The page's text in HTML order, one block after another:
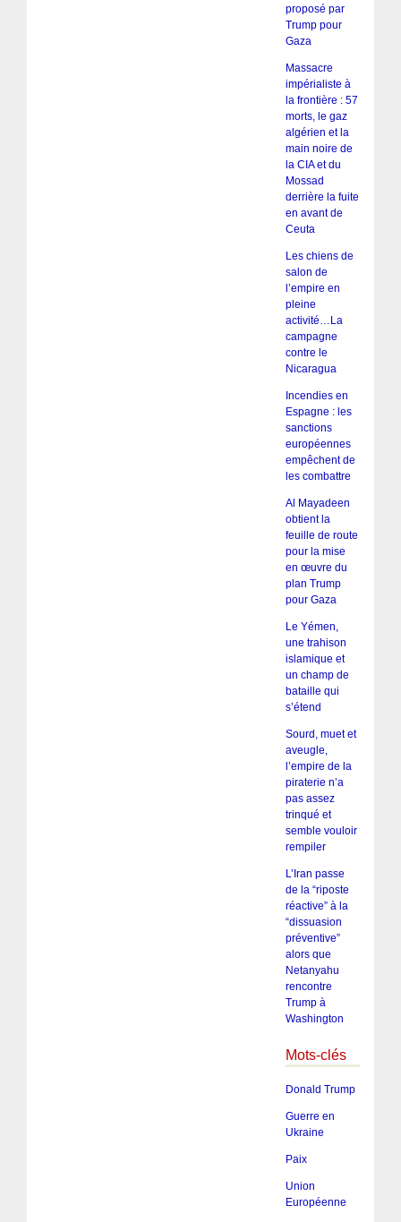
proposé par
Trump pour
Gaza
Massacre
impérialiste à
la frontière : 57
morts, le gaz
algérien et la
main noire de
la CIA et du
Mossad
derrière la fuite
en avant de
Ceuta
Les chiens de
salon de
l’empire en
pleine
activité…La
campagne
contre le
Nicaragua
Incendies en
Espagne : les
sanctions
européennes
empêchent de
les combattre
Al Mayadeen
obtient la
feuille de route
pour la mise
en œuvre du
plan Trump
pour Gaza
Le Yémen,
une trahison
islamique et
un champ de
bataille qui
s’étend
Sourd, muet et
aveugle,
l’empire de la
piraterie n’a
pas assez
trinqué et
semble vouloir
rempiler
L’Iran passe
de la “riposte
réactive” à la
“dissuasion
préventive”
alors que
Netanyahu
rencontre
Trump à
Washington
Mots-clés
Donald Trump
Guerre en
Ukraine
Paix
Union
Européenne